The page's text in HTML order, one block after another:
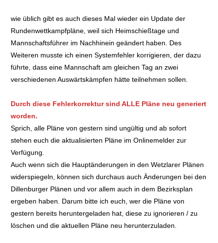
wie üblich gibt es auch dieses Mal wieder ein Update der
Rundenwettkampfpläne, weil sich Heimschießtage und
Mannschaftsführer im Nachhinein geändert haben. Des
Weiteren musste ich einen Systemfehler korrigieren, der dazu
führte, dass eine Mannschaft am gleichen Tag an zwei
verschiedenen Auswärtskämpfen hätte teilnehmen sollen.
Durch diese Fehlerkorrektur sind ALLE Pläne neu generiert
worden.
Sprich, alle Pläne von gestern sind ungültig und ab sofort
stehen euch die aktualisierten Pläne im Onlinemelder zur
Verfügung.
Auch wenn sich die Hauptänderungen in den Wetzlarer Plänen
widerspiegeln, können sich durchaus auch Änderungen bei den
Dillenburger Plänen und vor allem auch in dem Bezirksplan
ergeben haben. Darum bitte ich euch, wer die Pläne von
gestern bereits heruntergeladen hat, diese zu ignorieren / zu
löschen und die aktuellen Pläne neu herunterzuladen.